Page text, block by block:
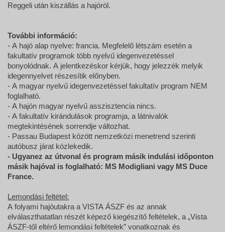
Reggeli után kiszállás a hajóról.
További információ:
- A hajó alap nyelve: francia. Megfelelő létszám esetén a
fakultatív programok több nyelvű idegenvezetéssel
bonyolódnak. A jelentkezéskor kérjük, hogy jelezzék melyik
idegennyelvet részesítik előnyben.
- A magyar nyelvű idegenvezetéssel fakultatív program NEM
foglalható.
- A hajón magyar nyelvű asszisztencia nincs.
- A fakultatív kirándulások programja, a látnivalók
megtekintésének sorrendje változhat.
- Passau Budapest között nemzetközi menetrend szerinti
autóbusz járat közlekedik.
- Ugyanez az útvonal és program másik indulási időponton
másik hajóval is foglalható: MS Modigliani vagy MS Duce
France.
Lemondási feltétel:
A folyami hajóutakra a VISTA ÁSZF és az annak
elválaszthatatlan részét képező kiegészítő feltételek, a „Vista
ÁSZF-től eltérő lemondási feltételek” vonatkoznak és